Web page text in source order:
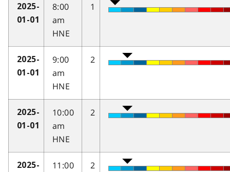
2025-
01-01
8:00
am
HNE
1
2025-
01-01
9:00
am
HNE
2
2025-
01-01
10:00
am
HNE
2
2025-
11:00
2